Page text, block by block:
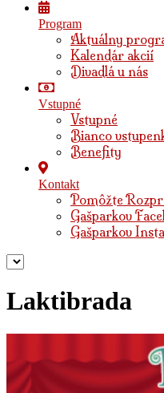
Program
Aktuálny
Kalendár akcií
Divadlá u nás
Vstupné
Vstupné
Bianco
Benefity
Kontakt
Pomôžte
Gašparkov
Gašparkov
Laktibrada